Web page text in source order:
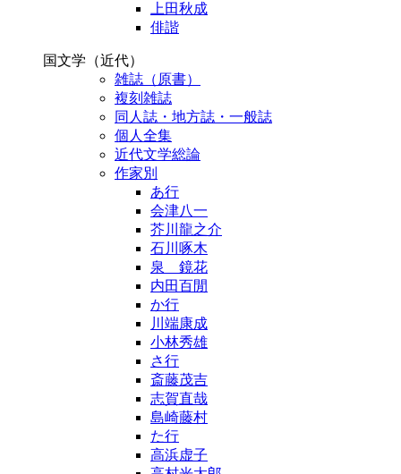
上田秋成
俳諧
国文学（近代）
雑誌（原書）
複刻雑誌
同人誌・地方誌・一般誌
個人全集
近代文学総論
作家別
あ行
会津八一
芥川龍之介
石川啄木
泉 鏡花
内田百閒
か行
川端康成
小林秀雄
さ行
斎藤茂吉
志賀直哉
島崎藤村
た行
高浜虚子